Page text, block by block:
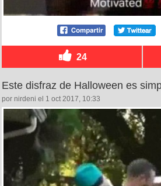
24
Este disfraz de Halloween es
por nirdeni el 1 oct 2017, 10:33